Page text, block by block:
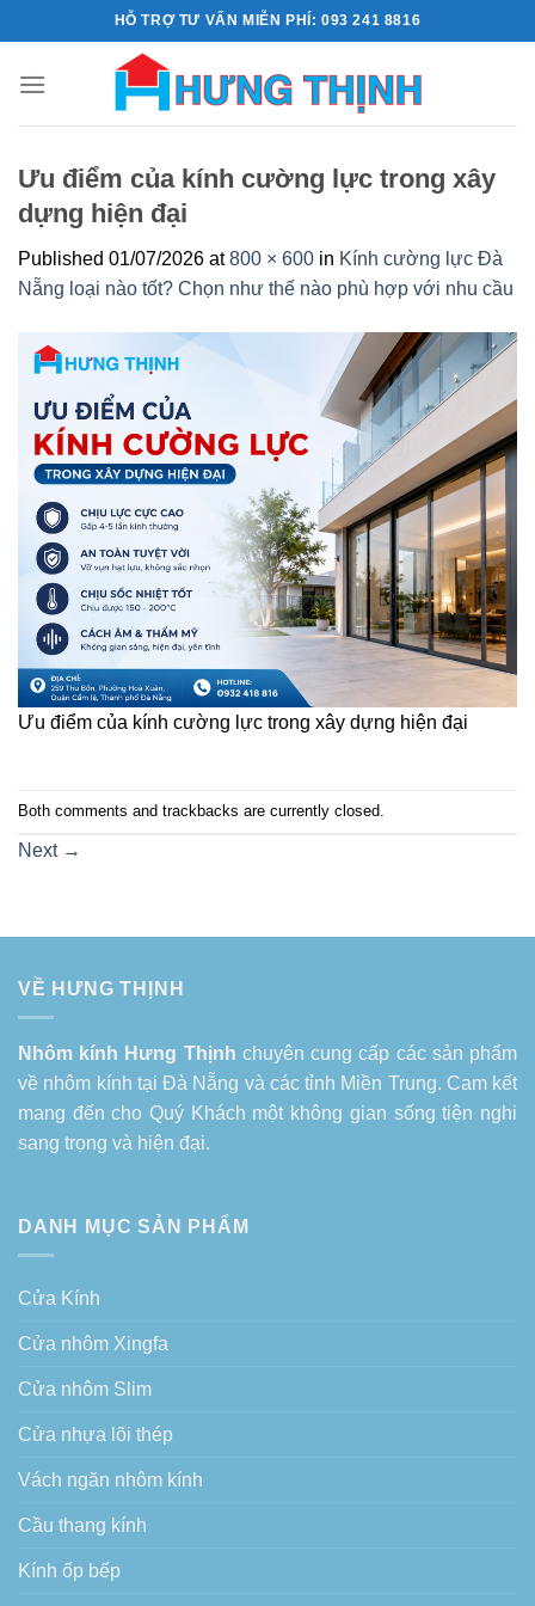
to
content
HỖ TRỢ TƯ VẤN MIỄN PHÍ: 093 241 8816
Ưu điểm của kính cường lực trong xây
dựng hiện đại
Published 01/07/2026 at800 × 600 in Kính cường lực Đà
Nẵng loại nào tốt? Chọn như thế nào phù hợp với nhu cầu
Ưu điểm của kính cường lực trong xây dựng hiện đại
Both comments and trackbacks are currently closed.
Next →
VỀ HƯNG THỊNH
Nhôm kính Hưng Thịnh chuyên cung cấp các sản phẩm
về nhôm kính tại Đà Nẵng và các tỉnh Miền Trung. Cam kết
mang đến cho Quý Khách một không gian sống tiện nghi
sang trọng và hiện đại.
DANH MỤC SẢN PHẨM
Cửa Kính
Cửa nhôm Xingfa
Cửa nhôm Slim
Cửa nhựa lõi thép
Vách ngăn nhôm kính
Cầu thang kính
Kính ốp bếp